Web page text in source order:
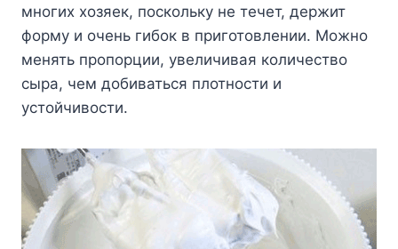
многих хозяек, поскольку не течет, держит
форму и очень гибок в приготовлении. Можно
менять пропорции, увеличивая количество
сыра, чем добиваться плотности и
устойчивости.